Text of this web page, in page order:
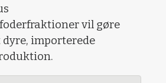
vil gøre
importerede